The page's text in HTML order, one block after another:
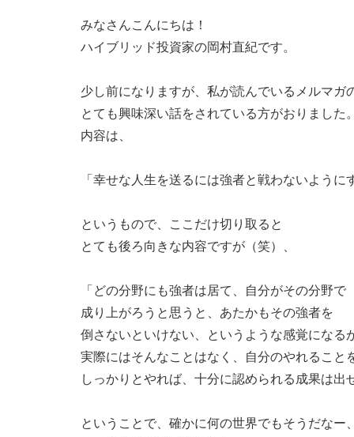
みなさんこんにちは！
ハイブリッド投資家の岡村直紀です。
少し前になりますが、私が読んでいるメルマガ
とても興味深い話をされている方がおりました。
内容は、
「幸せな人生を送るには強者と戦わないように
というもので、ここだけ切り取ると
とても後ろ向きな内容ですが（笑）、
「どの分野にも強者は居て、自分がその分野で
成り上がろうと思うと、あたかもその強者を
倒さないといけない、というような感覚になる
実際にはそんなことはなく、自分のやれること
しっかりとやれば、十分に認められる成果は出
ということで、確かに何の世界でもそうだなー、